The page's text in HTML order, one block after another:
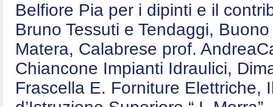
Belfiore Pia per i dipinti e il
Bruno Tessuti e Tendaggi,
Matera, Calabrese prof.
Chiancone Impianti Idraulici,
Frascella E. Forniture Elettriche,